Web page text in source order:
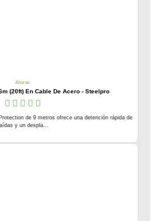
Alturas
(20ft) En Cable De Acero - Steelpro
de 9 metros ofrece una detención rápida de
y un despla...